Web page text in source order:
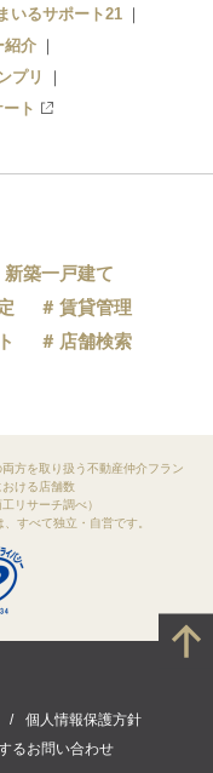
いるサポート21
紹介
プリ
ト
新築一戸建て
賃貸管理
店舗検索
方を取り扱う不動産仲介フラン
ける店舗数
リサーチ調べ）
すべて独立・自営です。
個人情報保護方針
るお問い合わせ